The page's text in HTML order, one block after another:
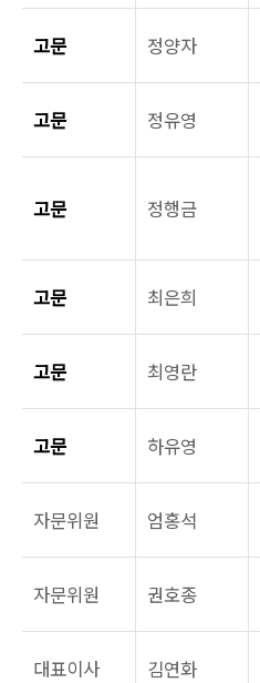
고문 정양자
고문 정유영
고문 정행금
고문 최은희
고문 최영란
고문 하유영
자문위원 엄홍석
자문위원 권호종
대표이사 김연화